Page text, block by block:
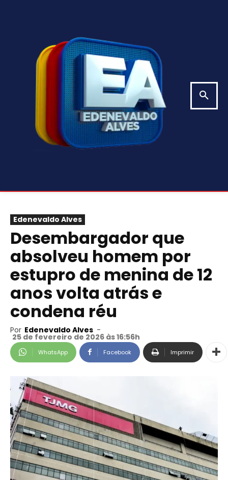
Edenevaldo Alves
Desembargador que
absolveu homem por
estupro de menina de 12
anos volta atrás e
condena réu
Por Edenevaldo Alves -
25 de fevereiro de 2026 às 16:56h
WhatsApp Facebook Imprimir